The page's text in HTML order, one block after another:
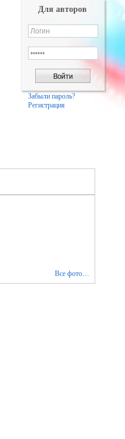
Для авторов
Забыли пароль?
Регистрация
Все фото…